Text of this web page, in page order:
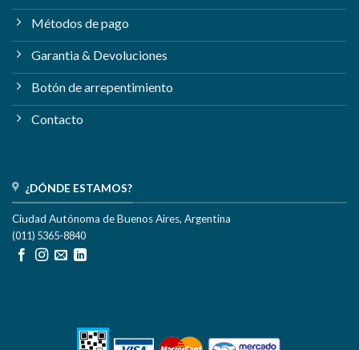
Métodos de pago
Garantia & Devoluciones
Botón de arrepentimiento
Contacto
¿DÓNDE ESTAMOS?
Ciudad Autónoma de Buenos Aires, Argentina
(011) 5365-8840